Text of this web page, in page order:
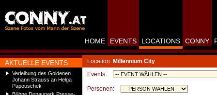
AKTUELLE EVENTS
Verleihung des Goldenen
Johann Strauss an Helga
Papouschek
HOME EVENTS LOCATIONS CONNY
Location: Millennium City
Events:
Personen: